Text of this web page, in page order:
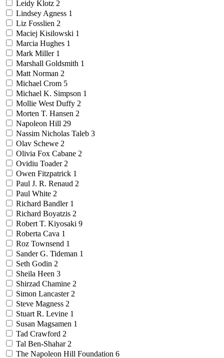
Leidy Klotz 2
Lindsey Agness 1
Liz Fosslien 2
Maciej Kisilowski 1
Marcia Hughes 1
Mark Miller 1
Marshall Goldsmith 1
Matt Norman 2
Michael Crom 5
Michael K. Simpson 1
Mollie West Duffy 2
Morten T. Hansen 2
Napoleon Hill 29
Nassim Nicholas Taleb 3
Olav Schewe 2
Olivia Fox Cabane 2
Ovidiu Toader 2
Owen Fitzpatrick 1
Paul J. R. Renaud 2
Paul White 2
Richard Bandler 1
Richard Boyatzis 2
Robert T. Kiyosaki 9
Roberta Cava 1
Roz Townsend 1
Sander G. Tideman 1
Seth Godin 2
Sheila Heen 3
Shirzad Chamine 2
Simon Lancaster 2
Steve Magness 2
Stuart R. Levine 1
Susan Magsamen 1
Tad Crawford 2
Tal Ben-Shahar 2
The Napoleon Hill Foundation 6